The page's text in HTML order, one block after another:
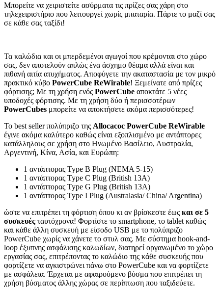
Μπορείτε να χειριστείτε ασύρματα τις πρίζες σας χάρη στο
τηλεχειριστήριο που λειτουργεί χωρίς μπαταρία. Πάρτε το μαζί σας
σε κάθε σας ταξίδι!
Τα καλώδια και οι μπερδεμένοι αγωγοί που κρέμονται στο χώρο
σας, δεν αποτελούν απλώς ένα άσχημο θέαμα αλλά είναι και
πιθανή αιτία ατυχήματος. Αποφύγετε την ακαταστασία με τον μικρό
πρακτικό κύβο PowerCube ReWirable! Ξεμείνατε από πρίζες
φόρτισης; Με τη χρήση ενός PowerCube αποκτάτε 5 νέες
υποδοχές φόρτισης. Με τη χρήση δύο ή περισσοτέρων
PowerCubes μπορείτε να αποκτήσετε ακόμα περισσότερες!
Το best seller πολύπριζο της Allocacoc PowerCube ReWirable
έγινε ακόμα καλύτερο καθώς είναι εξοπλισμένο με αντάπτορες
κατάλληλους σε χρήση στο Ηνωμένο Βασίλειο, Αυστραλία,
Αργεντινή, Κίνα, Ασία, και Ευρώπη:
1 αντάπτορας Type B Plug (NEMA 5-15)
1 αντάπτορας Type C Plug (British 13A)
1 αντάπτορας Type G Plug (British 13A)
1 αντάπτορας Type I Plug (Australasia/ China/ Argentina)
ώστε να επιτρέπει τη φόρτιση όπου κι αν βρίσκεστε έως και σε 5
συσκευές ταυτόχρονα! Φορτίστε το smartphone, το tablet καθώς
και κάθε άλλη συσκευή με είσοδο USB με το πολύπριζο
PowerCube χωρίς να χάνετε το στυλ σας. Με σύστημα hook-and-
loop έξυπνης ασφάλισης καλωδίων, διατηρεί οργανωμένο το χώρο
εργασίας σας, επιτρέποντας το καλώδιο της κάθε συσκευής που
φορτίζετε να αγκιστρώνει πάνω στο PowerCube και να φορτίζετε
με ασφάλεια. Έρχεται με αφαιρούμενο βύσμα που επιτρέπει τη
χρήση βύσματος άλλης χώρας σε περίπτωση που ταξιδεύετε.